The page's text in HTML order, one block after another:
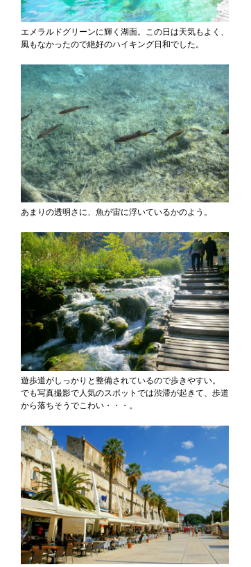
エメラルドグリーンに輝く湖面。この日は天気もよく、
風もなかったので絶好のハイキング日和でした。
あまりの透明さに、魚が宙に浮いているかのよう。
遊歩道がしっかりと整備されているので歩きやすい。
でも写真撮影で人気のスポットでは渋滞が起きて、歩道
から落ちそうでこわい・・・。